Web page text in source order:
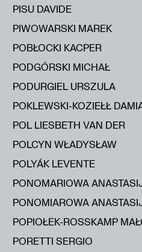
PISU DAVIDE
PIWOWARSKI MAREK
POBŁOCKI KACPER
PODGÓRSKI MICHAŁ
PODURGIEL URSZULA
POKLEWSKI-KOZIEŁŁ
POL LIESBETH VAN DER
POLCYN WŁADYSŁAW
POLYÁK LEVENTE
PONOMARIOWA
PONOMIAROWA
POPIOŁEK-ROSSKAMP
PORETTI SERGIO